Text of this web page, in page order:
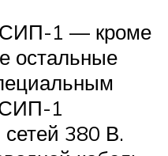
1 — кроме
остальные
СИП-1
сетей 380 В.